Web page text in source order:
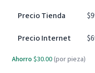
Precio Tienda
Precio Internet
Ahorro $30.00 (por pieza)